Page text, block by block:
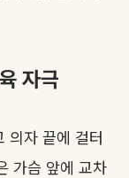
자극
의자 끝에 걸터
가슴 앞에 교차